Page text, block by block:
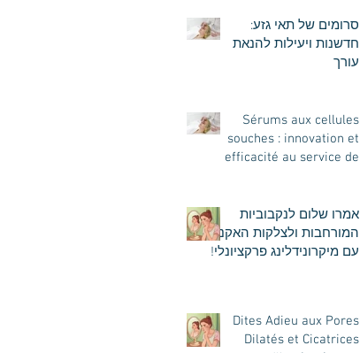
סרומים של תאי גזע:
חדשנות ויעילות להנאת
עורך
Sérums aux cellules
souches : innovation et
efficacité au service de
אמרו שלום לנקבוביות
המורחבות ולצלקות האקנה
עם מיקרונידלינג פרקציונלי!
Dites Adieu aux Pores
Dilatés et Cicatrices